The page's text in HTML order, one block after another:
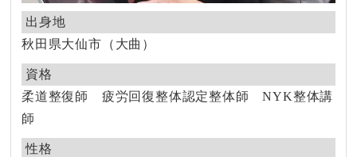
出身地
秋田県大仙市（大曲）
資格
柔道整復師 疲労回復整体認定整体師 NYK整体講
師
性格